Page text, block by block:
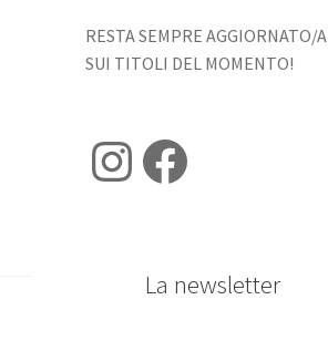
RESTA SEMPRE AGGIORNATO/A
SUI TITOLI DEL MOMENTO!
Instagram
Facebook
La newsletter